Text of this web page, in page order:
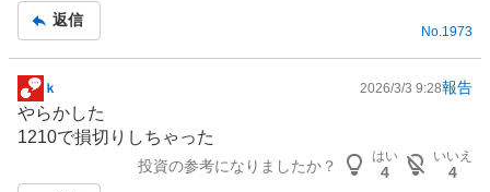
返信
No. 1973
掲
示
板
ｋ 2026/3/3 9:28報告
やらかした
1210で損切りしちゃった
投資の参考になりましたか？
はい
4
いいえ
4